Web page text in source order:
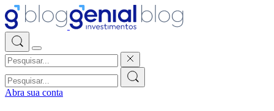
Abra sua conta